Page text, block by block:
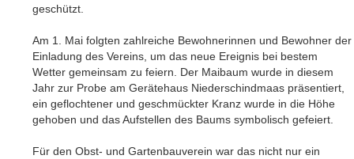
geschützt.
Am 1. Mai folgten zahlreiche Bewohnerinnen und Bewohner der
Einladung des Vereins, um das neue Ereignis bei bestem
Wetter gemeinsam zu feiern. Der Maibaum wurde in diesem
Jahr zur Probe am Gerätehaus Niederschindmaas präsentiert,
ein geflochtener und geschmückter Kranz wurde in die Höhe
gehoben und das Aufstellen des Baums symbolisch gefeiert.
Für den Obst- und Gartenbauverein war das nicht nur ein